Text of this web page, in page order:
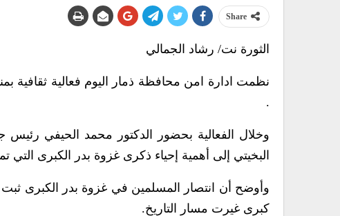
Share
الثورة نت/ رشاد الجمالي
نظمت ادارة امن محافظة ذمار اليوم فعالية ثقافية
.
وخلال الفعالية بحضور الدكتور محمد الحيفي رئيس
البخيتي إلى أهمية إحياء ذكرى غزوة بدر الكبرى التي
وأوضح أن انتصار المسلمين في غزوة بدر الكبرى ثبت
كبرى غيرت مسار التاريخ.